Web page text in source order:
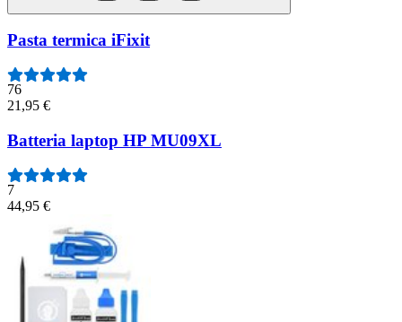
Pasta termica iFixit
76
21,95 €
Batteria laptop HP MU09XL
7
44,95 €